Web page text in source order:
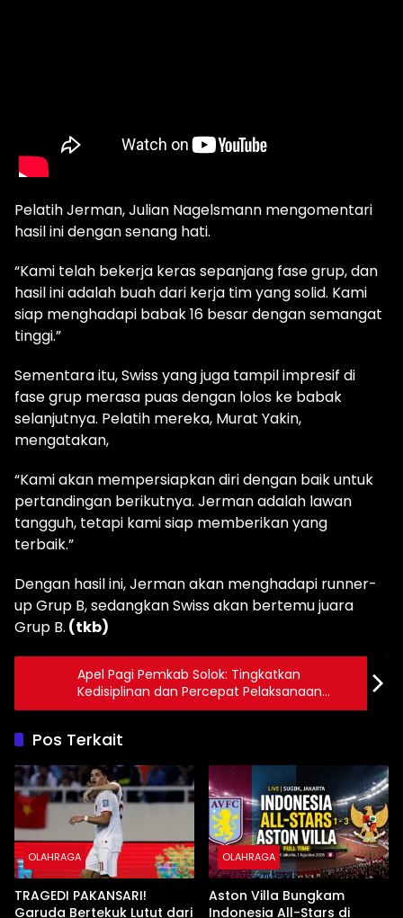
Pelatih Jerman, Julian Nagelsmann mengomentari
hasil ini dengan senang hati.
“Kami telah bekerja keras sepanjang fase grup, dan
hasil ini adalah buah dari kerja tim yang solid. Kami
siap menghadapi babak 16 besar dengan semangat
tinggi.”
Sementara itu, Swiss yang juga tampil impresif di
fase grup merasa puas dengan lolos ke babak
selanjutnya. Pelatih mereka, Murat Yakin,
mengatakan,
“Kami akan mempersiapkan diri dengan baik untuk
pertandingan berikutnya. Jerman adalah lawan
tangguh, tetapi kami siap memberikan yang
terbaik.”
Dengan hasil ini, Jerman akan menghadapi runner-
up Grup B, sedangkan Swiss akan bertemu juara
Grup B. (tkb)
Apel Pagi Pemkab Solok: Tingkatkan
Kedisiplinan dan Percepat Pelaksanaan
Kegiatan
Pos Terkait
OLAHRAGA
TRAGEDI PAKANSARI!
Garuda Bertekuk Lutut dari
OLAHRAGA
Aston Villa Bungkam
Indonesia All-Stars di